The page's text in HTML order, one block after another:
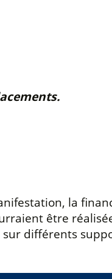
la
être
sur différents